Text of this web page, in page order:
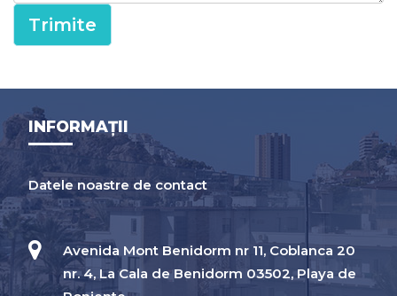
Trimite
INFORMAȚII
Datele noastre de contact
Avenida Mont Benidorm nr 11, Coblanca 20
nr. 4, La Cala de Benidorm 03502, Playa de